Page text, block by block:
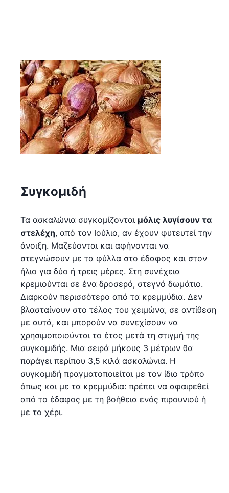
Συγκομιδή
Τα ασκαλώνια συγκομίζονται μόλις λυγίσουν τα
στελέχη, από τον Ιούλιο, αν έχουν φυτευτεί την
άνοιξη. Μαζεύονται και αφήνονται να
στεγνώσουν με τα φύλλα στο έδαφος και στον
ήλιο για δύο ή τρεις μέρες. Στη συνέχεια
κρεμιούνται σε ένα δροσερό, στεγνό δωμάτιο.
Διαρκούν περισσότερο από τα κρεμμύδια. Δεν
βλασταίνουν στο τέλος του χειμώνα, σε αντίθεση
με αυτά, και μπορούν να συνεχίσουν να
χρησιμοποιούνται το έτος μετά τη στιγμή της
συγκομιδής. Μια σειρά μήκους 3 μέτρων θα
παράγει περίπου 3,5 κιλά ασκαλώνια. Η
συγκομιδή πραγματοποιείται με τον ίδιο τρόπο
όπως και με τα κρεμμύδια: πρέπει να αφαιρεθεί
από το έδαφος με τη βοήθεια ενός πιρουνιού ή
με το χέρι.